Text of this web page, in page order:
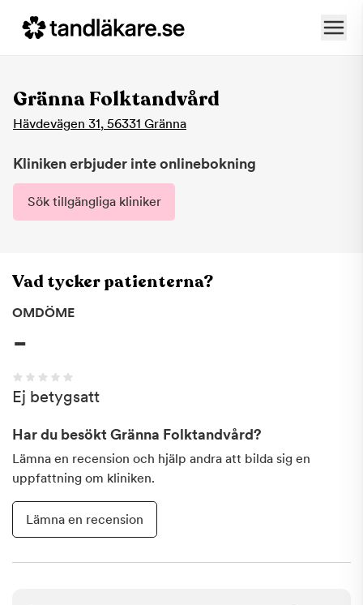
Gränna Folktandvård
Hävdevägen 31, 56331 Gränna
Kliniken erbjuder inte onlinebokning
Sök tillgängliga kliniker
Vad tycker patienterna?
OMDÖME
-
Ej betygsatt
Har du besöktGränna Folktandvård?
Lämna en recension och hjälp andra att bilda sig en
uppfattning om kliniken.
Lämna en recension